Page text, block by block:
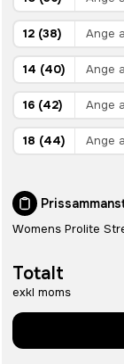
12 (38)
14 (40)
16 (42)
18 (44)
Womens Prolite
Totalt
exkl moms